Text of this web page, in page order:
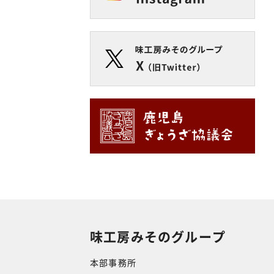
味工房みそのグループ
本部事務所